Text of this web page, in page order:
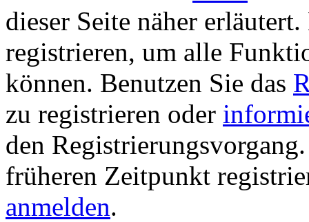
dieser Seite näher
registrieren, um alle
können. Benutzen Sie das
zu registrieren oder
den
früheren Zeitpunkt
anmelden.